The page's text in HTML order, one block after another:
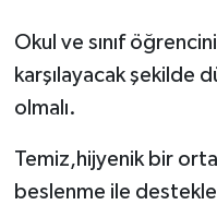
Okul ve sınıf
karşılayacak şekilde
olmalı.
Temiz,hijyenik bir
beslenme ile